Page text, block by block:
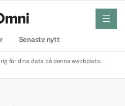
Senaste nytt
meny
för dina data på denna webbplats.